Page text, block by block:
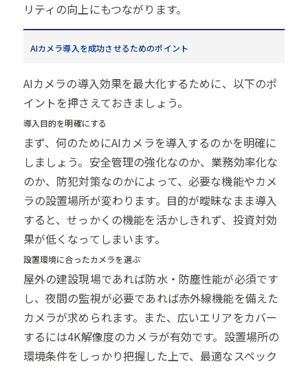
リティの向上にもつながります。
AIカメラ導入を成功させるためのポイント
AIカメラの導入効果を最大化するために、以下のポ
イントを押さえておきましょう。
導入目的を明確にする
まず、何のためにAIカメラを導入するのかを明確に
しましょう。安全管理の強化なのか、業務効率化な
のか、防犯対策なのかによって、必要な機能やカメ
ラの設置場所が変わります。目的が曖昧なまま導入
すると、せっかくの機能を活かしきれず、投資対効
果が低くなってしまいます。
設置環境に合ったカメラを選ぶ
屋外の建設現場であれば防水・防塵性能が必須です
し、夜間の監視が必要であれば赤外線機能を備えた
カメラが求められます。また、広いエリアをカバー
するには4K解像度のカメラが有効です。設置場所の
環境条件をしっかり把握した上で、最適なスペック